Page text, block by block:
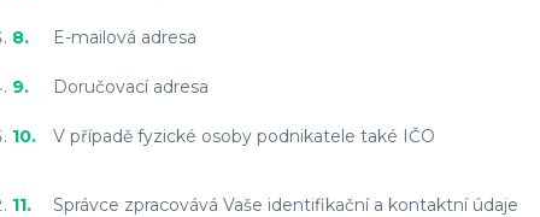
E-mailová adresa
Doručovací adresa
V případě fyzické osoby podnikatele také IČO
Správce zpracovává Vaše identifikační a kontaktní údaje